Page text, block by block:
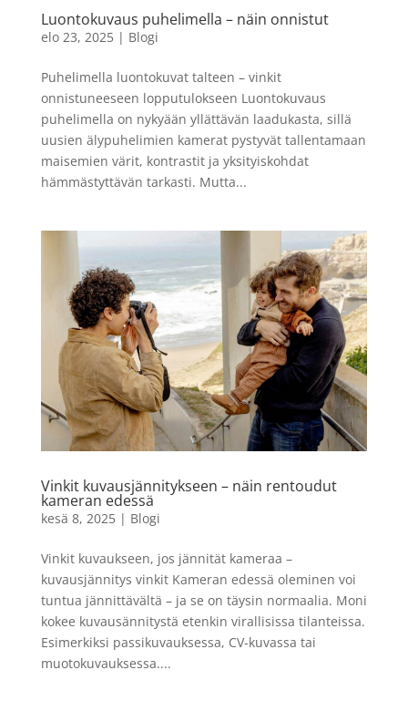
Luontokuvaus puhelimella – näin onnistut
elo 23, 2025| Blogi
Puhelimella luontokuvat talteen – vinkit
onnistuneeseen lopputulokseen Luontokuvaus
puhelimella on nykyään yllättävän laadukasta, sillä
uusien älypuhelimien kamerat pystyvät tallentamaan
maisemien värit, kontrastit ja yksityiskohdat
hämmästyttävän tarkasti. Mutta...
Vinkit kuvausjännitykseen – näin rentoudut
kameran edessä
kesä 8, 2025| Blogi
Vinkit kuvaukseen, jos jännität kameraa –
kuvausjännitys vinkit Kameran edessä oleminen voi
tuntua jännittävältä – ja se on täysin normaalia. Moni
kokee kuvausännitystä etenkin virallisissa tilanteissa.
Esimerkiksi passikuvauksessa, CV-kuvassa tai
muotokuvauksessa....
4,99€ +